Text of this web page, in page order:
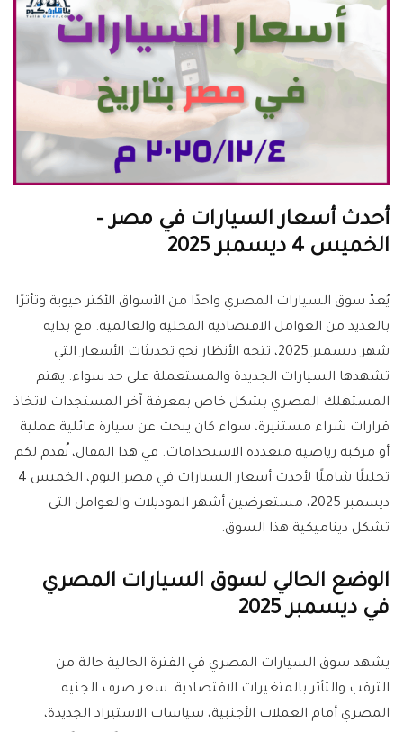
أحدث أسعار السيارات في مصر –
الخميس 4 ديسمبر 2025
يُعدّ سوق السيارات المصري واحدًا من الأسواق الأكثر حيوية وتأثرًا
بالعديد من العوامل الاقتصادية المحلية والعالمية. مع بداية
شهر ديسمبر 2025، تتجه الأنظار نحو تحديثات الأسعار التي
تشهدها السيارات الجديدة والمستعملة على حد سواء. يهتم
المستهلك المصري بشكل خاص بمعرفة آخر المستجدات لاتخاذ
قرارات شراء مستنيرة، سواء كان يبحث عن سيارة عائلية عملية
أو مركبة رياضية متعددة الاستخدامات. في هذا المقال، نُقدم لكم
تحليلًا شاملًا لأحدث أسعار السيارات في مصر اليوم، الخميس 4
ديسمبر 2025، مستعرضين أشهر الموديلات والعوامل التي
تشكل ديناميكية هذا السوق.
الوضع الحالي لسوق السيارات المصري
في ديسمبر 2025
يشهد سوق السيارات المصري في الفترة الحالية حالة من
الترقب والتأثر بالمتغيرات الاقتصادية. سعر صرف الجنيه
المصري أمام العملات الأجنبية، سياسات الاستيراد الجديدة،